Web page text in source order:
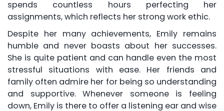
spends countless hours perfecting her
assignments, which reflects her strong work ethic.
Despite her many achievements, Emily remains
humble and never boasts about her successes.
She is quite patient and can handle even the most
stressful situations with ease. Her friends and
family often admire her for being so understanding
and supportive. Whenever someone is feeling
down, Emily is there to offer a listening ear and wise